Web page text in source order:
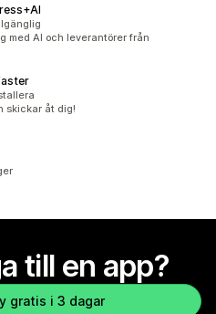
med AI och leverantörer från
skickar åt dig!
till en app?
gratis i 3 dagar